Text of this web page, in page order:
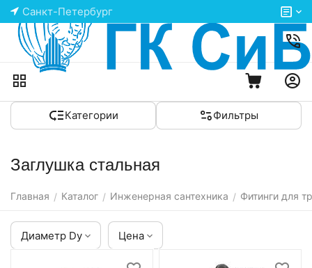
Санкт-Петербург
Категории Фильтры
Заглушка стальная
Главная / Каталог / Инженерная сантехника / Фитинги для
Диаметр Dy Цена